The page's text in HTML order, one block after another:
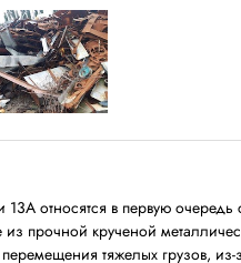
13А относятся в первую
прочной крученой
тяжелых грузов,